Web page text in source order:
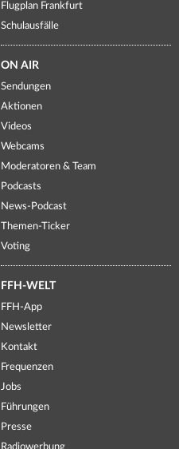
Flugplan Frankfurt
Schulausfälle
ON AIR
Sendungen
Aktionen
Videos
Webcams
Moderatoren & Team
Podcasts
News-Podcast
Themen-Ticker
Voting
FFH-WELT
FFH-App
Newsletter
Kontakt
Frequenzen
Jobs
Führungen
Presse